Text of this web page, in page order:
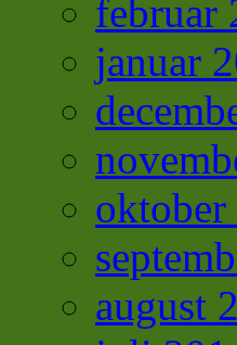
februar
januar
oktober
august